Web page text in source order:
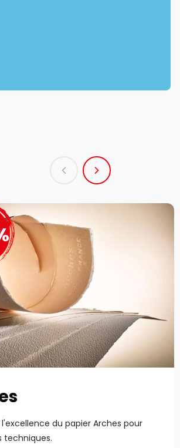
du papier Arches pour
techniques.